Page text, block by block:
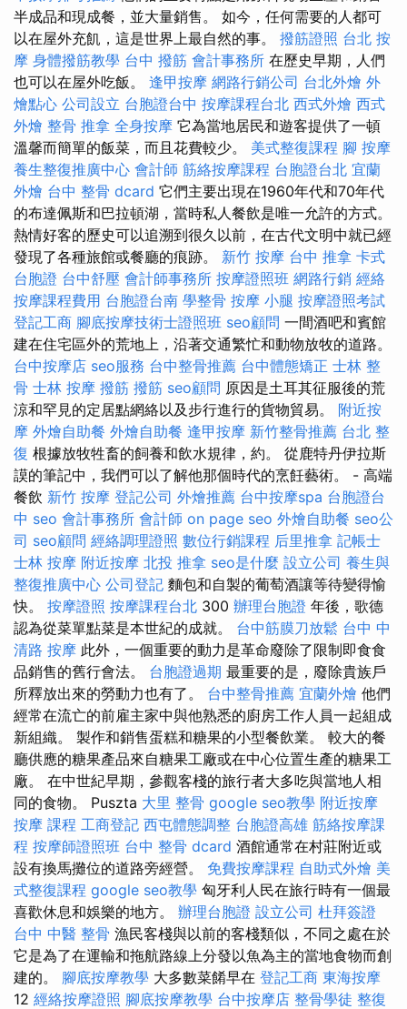
半成品和現成餐，並大量銷售。 如今，任何需要的人都可
以在屋外充飢，這是世界上最自然的事。 撥筋證照 台北 按
摩 身體撥筋教學 台中 撥筋 會計事務所 在歷史早期，人們
也可以在屋外吃飯。 逢甲按摩 網路行銷公司 台北外燴 外
燴點心 公司設立 台胞證台中 按摩課程台北 西式外燴 西式
外燴 整骨 推拿 全身按摩 它為當地居民和遊客提供了一頓
溫馨而簡單的飯菜，而且花費較少。 美式整復課程 腳 按摩
養生整復推廣中心 會計師 筋絡按摩課程 台胞證台北 宜蘭
外燴 台中 整骨 dcard 它們主要出現在1960年代和70年代
的布達佩斯和巴拉頓湖，當時私人餐飲是唯一允許的方式。
熱情好客的歷史可以追溯到很久以前，在古代文明中就已經
發現了各種旅館或餐廳的痕跡。 新竹 按摩 台中 推拿 卡式
台胞證 台中舒壓 會計師事務所 按摩證照班 網路行銷 經絡
按摩課程費用 台胞證台南 學整骨 按摩 小腿 按摩證照考試
登記工商 腳底按摩技術士證照班 seo顧問 一間酒吧和賓館
建在住宅區外的荒地上，沿著交通繁忙和動物放牧的道路。
台中按摩店 seo服務 台中整骨推薦 台中體態矯正 士林 整
骨 士林 按摩 撥筋 撥筋 seo顧問 原因是土耳其征服後的荒
涼和罕見的定居點網絡以及步行進行的貨物貿易。 附近按
摩 外燴自助餐 外燴自助餐 逢甲按摩 新竹整骨推薦 台北 整
復 根據放牧牲畜的飼養和飲水規律，約。 從鹿特丹伊拉斯
謨的筆記中，我們可以了解他那個時代的烹飪藝術。 - 高端
餐飲 新竹 按摩 登記公司 外燴推薦 台中按摩spa 台胞證台
中 seo 會計事務所 會計師 on page seo 外燴自助餐 seo公
司 seo顧問 經絡調理證照 數位行銷課程 后里推拿 記帳士
士林 按摩 附近按摩 北投 推拿 seo是什麼 設立公司 養生與
整復推廣中心 公司登記 麵包和自製的葡萄酒讓等待變得愉
快。 按摩證照 按摩課程台北 300 辦理台胞證 年後，歌德
認為從菜單點菜是本世紀的成就。 台中筋膜刀放鬆 台中 中
清路 按摩 此外，一個重要的動力是革命廢除了限制即食食
品銷售的舊行會法。 台胞證過期 最重要的是，廢除貴族戶
所釋放出來的勞動力也有了。 台中整骨推薦 宜蘭外燴 他們
經常在流亡的前雇主家中與他熟悉的廚房工作人員一起組成
新組織。 製作和銷售蛋糕和糖果的小型餐飲業。 較大的餐
廳供應的糖果產品來自糖果工廠或在中心位置生產的糖果工
廠。 在中世紀早期，參觀客棧的旅行者大多吃與當地人相
同的食物。 Puszta 大里 整骨 google seo教學 附近按摩
按摩 課程 工商登記 西屯體態調整 台胞證高雄 筋絡按摩課
程 按摩師證照班 台中 整骨 dcard 酒館通常在村莊附近或
設有換馬攤位的道路旁經營。 免費按摩課程 自助式外燴 美
式整復課程 google seo教學 匈牙利人民在旅行時有一個最
喜歡休息和娛樂的地方。 辦理台胞證 設立公司 杜拜簽證
台中 中醫 整骨 漁民客棧與以前的客棧類似，不同之處在於
它是為了在運輸和拖航路線上分發以魚為主的當地食物而創
建的。 腳底按摩教學 大多數菜餚早在 登記工商 東海按摩
12 經絡按摩證照 腳底按摩教學 台中按摩店 整骨學徒 整復